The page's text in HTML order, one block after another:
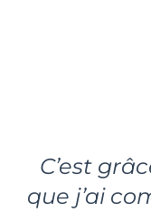
C’est
que j’ai